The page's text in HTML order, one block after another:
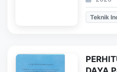
Teknik